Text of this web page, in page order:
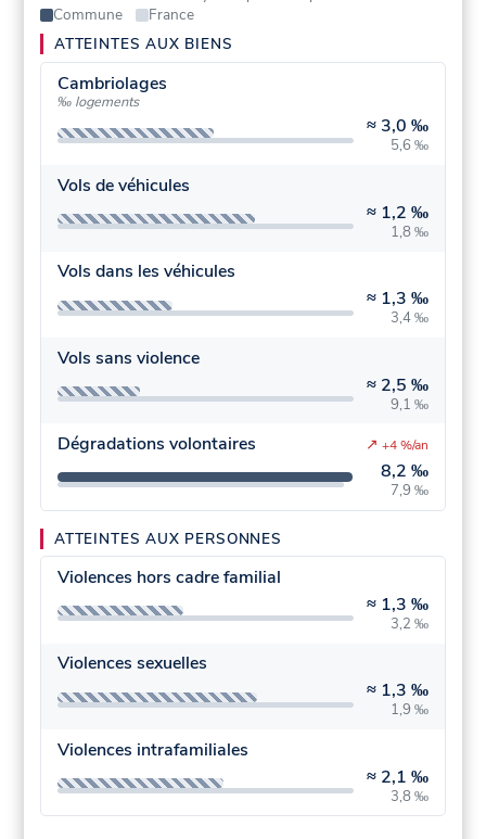
Commune
France
ATTEINTES AUX BIENS
Cambriolages
‰ logements
≈ 3,0 ‰
5,6 ‰
Vols de véhicules
≈ 1,2 ‰
1,8 ‰
Vols dans les véhicules
≈ 1,3 ‰
3,4 ‰
Vols sans violence
≈ 2,5 ‰
9,1 ‰
Dégradations volontaires
8,2 ‰
7,9 ‰
↗ +4 %/an
ATTEINTES AUX PERSONNES
Violences hors cadre familial
≈ 1,3 ‰
3,2 ‰
Violences sexuelles
≈ 1,3 ‰
1,9 ‰
Violences intrafamiliales
≈ 2,1 ‰
3,8 ‰